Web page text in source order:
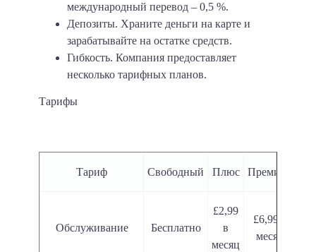
международный перевод – 0,5 %.
Депозиты. Храните деньги на карте и
зарабатывайте на остатке средств.
Гибкость. Компания предоставляет
несколько тарифных планов.
Тарифы
Тариф Свободный Плюс Премиум
Обслуживание Бесплатно
£2,99
в
месяц
£6,99 в
месяц